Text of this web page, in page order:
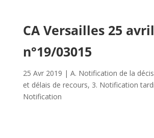
CA Versailles 25
n°19/03015
25 Avr 2019 | A. Notification de la
et délais de recours, 3. Notification
Notification